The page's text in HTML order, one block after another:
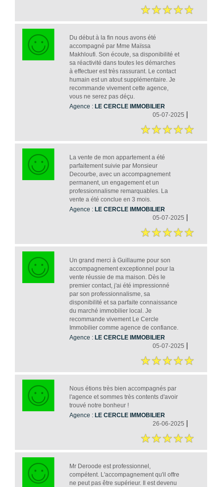
Du début à la fin nous avons été
accompagné par Mme Maïssa
Makhloufi. Son écoute, sa disponibilité et
sa réactivité dans toutes les démarches
à effectuer est très rassurant. Le contact
humain est un atout supplémentaire. Je
recommande vivement cette agence,
vous ne serez pas déçu.
Agence : LE CERCLE IMMOBILIER
05-07-2025
La vente de mon appartement a été
parfaitement suivie par Monsieur
Decourbe, avec un accompagnement
permanent, un engagement et un
professionnalisme remarquables. La
vente a été conclue en 3 mois.
Agence : LE CERCLE IMMOBILIER
05-07-2025
Un grand merci à Guillaume pour son
accompagnement exceptionnel pour la
vente réussie de ma maison. Dès le
premier contact, j'ai été impressionné
par son professionnalisme, sa
disponibilité et sa parfaite connaissance
du marché immobilier local. Je
recommande vivement Le Cercle
Immobilier comme agence de confiance.
Agence : LE CERCLE IMMOBILIER
05-07-2025
Nous étions très bien accompagnés par
l'agence et sommes très contents d'avoir
trouvé notre bonheur !
Agence : LE CERCLE IMMOBILIER
26-06-2025
Mr Deroode est professionnel,
compétent. L'accompagnement qu'il offre
ne peut pas être supérieur. Il est devenu